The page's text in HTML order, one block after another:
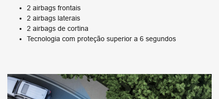
2 airbags frontais
2 airbags laterais
2 airbags de cortina
Tecnologia com proteção superior a 6 segundos